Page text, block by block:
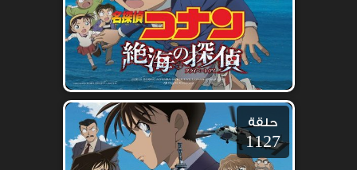
حلقة
1127